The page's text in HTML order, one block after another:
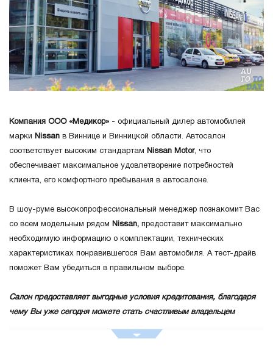
Компания ООО «Медикор» - официальный дилер автомобилей
марки Nissan в Виннице и Винницкой области. Автосалон
соответствует высоким стандартам Nissan Motor, что
обеспечивает максимальное удовлетворение потребностей
клиента, его комфортного пребывания в автосалоне.
В шоу-руме высокопрофессиональный менеджер познакомит Вас
со всем модельным рядом Nissan, предоставит максимально
необходимую информацию о комплектации, технических
характеристиках понравившегося Вам автомобиля. А тест-драйв
поможет Вам убедиться в правильном выборе.
Салон предоставляет выгодные условия кредитования, благодаря
чему Вы уже сегодня можете стать счастливым владельцем